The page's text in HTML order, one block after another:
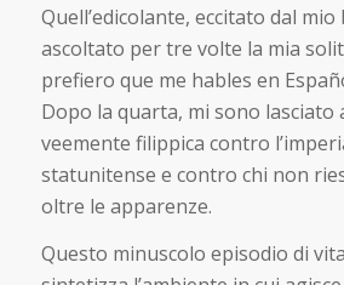
Quell’edicolante, eccitato dal
ascoltato per tre volte la mia
prefiero que me hables en
Dopo la quarta, mi sono lasciato
veemente filippica contro
statunitense e contro chi non
oltre le apparenze.
Questo minuscolo episodio di